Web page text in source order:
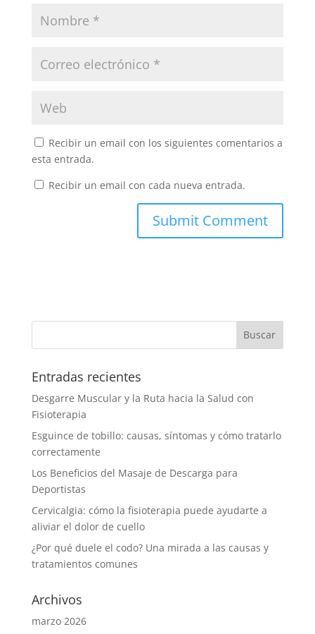
Recibir un email con los siguientes comentarios a
esta entrada.
Recibir un email con cada nueva entrada.
Entradas recientes
Desgarre Muscular y la Ruta hacia la Salud con
Fisioterapia
Esguince de tobillo: causas, síntomas y cómo tratarlo
correctamente
Los Beneficios del Masaje de Descarga para
Deportistas
Cervicalgia: cómo la fisioterapia puede ayudarte a
aliviar el dolor de cuello
¿Por qué duele el codo? Una mirada a las causas y
tratamientos comunes
Archivos
marzo 2026